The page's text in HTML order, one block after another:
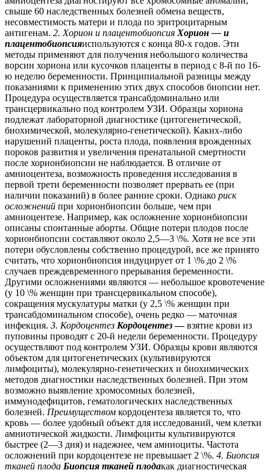
свыше 60 наследственных болезней обмена веществ,
несовместимость матери и плода по эритроцитарным
антигенам. 2. Хорион и плацентобиопсия Хорион — и
плацентобиопсияиспользуются с конца 80-х годов. Эти
методы применяют для получения небольшого количества
ворсин хориона или кусочков плаценты в период с 8-й по 16-
ю неделю беременности. Принципиальной разницы между
показаниями к применению этих двух способов биопсии нет.
Процедура осуществляется трансабдоминально или
трансцервикально под контролем УЗИ. Образцы хориона
подлежат лабораторной диагностике (цитогенетической,
биохимической, молекулярно-генетической). Каких-либо
нарушений плаценты, роста плода, появления врожденных
пороков развития и увеличения пренатальной смертности
после хорионбиопсии не наблюдается. В отличие от
амниоцентеза, возможность проведения исследования в
первой трети беременности позволяет прервать ее (при
наличии показаний) в более ранние сроки. Однако риск
осложнений при хорионбиопсии больше, чем при
амниоцентезе. Например, как осложнение хорионбиопсии
описаны спонтанные аборты. Общие потери плодов после
хорионбиопсии составляют около 2,5—3 \%. Хотя не все эти
потери обусловлены собственно процедурой, все же принято
считать, что хорионбиопсия индуцирует от 1 \% до 2 \%
случаев преждевременного прерывания беременности.
Другими осложнениями являются — небольшое кровотечение
(у 10 \% женщин при трансцервикальном способе),
сокращения мускулатуры матки (у 2,5 \% женщин при
трансабдоминальном способе), очень редко — маточная
инфекция. 3. Кордоцентез Кордоцентез—взятие крови из
пуповины проводят с 20-й недели беременности. Процедуру
осуществляют под контролем УЗИ. Образцы крови являются
объектом для цитогенетических (культивируются
лимфоциты), молекулярно-генетических и биохимических
методов диагностики наследственных болезней. При этом
возможно выявление хромосомных болезней,
иммунодефицитов, гематологических наследственных
болезней. Преимуществом кордоцентеза является то, что
кровь — более удобный объект для исследований, чем клетки
амниотической жидкости. Лимфоциты культивируются
быстрее (2—3 дня) и надежнее, чем амниоциты. Частота
осложнений при кордоцентезе не превышает 2 \%. 4. Биопсия
тканей плода Биопсия тканей плодакак диагностическая